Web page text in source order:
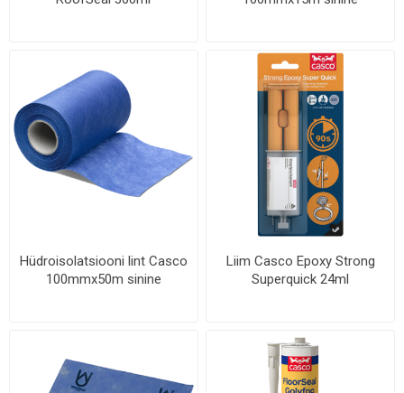
Hüdroisolatsiooni lint Casco
100mmx50m sinine
Liim Casco Epoxy Strong
Superquick 24ml